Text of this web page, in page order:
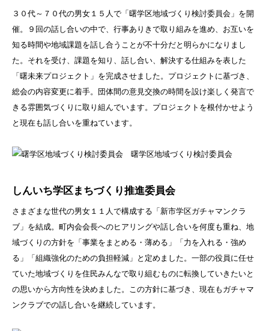
３０代～７０代の男女１５人で「曙学区地域づくり検討委員会」を開
催。９回の話し合いの中で、行事ありきで取り組みを進め、お互いを
知る時間や地域課題を話し合うことが不十分だと明らかになりまし
た。それを受け、課題を知り、話し合い、解決する仕組みを表した
「曙未来プロジェクト」を完成させました。プロジェクトに基づき、
総会の内容変更に着手。団体間の意見交換の時間を設け楽しく発言で
きる雰囲気づくりに取り組んでいます。プロジェクトを根付かせよう
と現在も話し合いを重ねています。
曙学区地域づくり検討委員会
しんいち学区まちづくり推進委員会
さまざまな世代の男女１１人で構成する「新市学区ガチャマンクラ
ブ」を結成。町内会会長へのヒアリングや話し合いを何度も重ね、地
域づくりの方針を「事業をまとめる・薄める」「力を入れる・強め
る」「組織強化のための負担軽減」と定めました。一部の役員に任せ
ていた地域づくりを住民みんなで取り組むものに転換していきたいと
の思いから方向性を決めました。この方針に基づき、現在もガチャマ
ンクラブでの話し合いを継続しています。